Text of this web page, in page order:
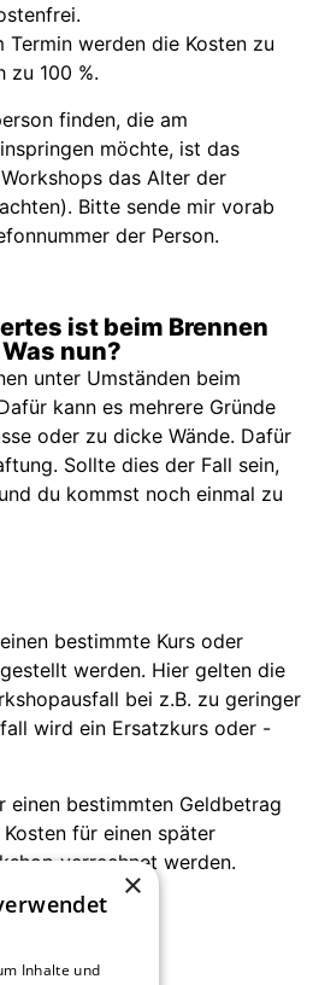
Termin werden die Kosten zu
zu 100 %.
finden, die am
möchte, ist das
das Alter der
Bitte sende mir vorab
der Person.
ist beim Brennen
nun?
unter Umständen beim
kann es mehrere Gründe
oder zu dicke Wände. Dafür
Sollte dies der Fall sein,
du kommst noch einmal zu
bestimmte Kurs oder
werden. Hier gelten die
bei z.B. zu geringer
wird ein Ersatzkurs oder -
einen bestimmten Geldbetrag
für einen später
verrechnet werden.
×
Inhalte und